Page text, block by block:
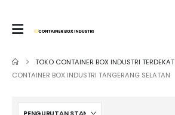
TOKO CONTAINER BOX INDUSTRI TERDEKAT
CONTAINER BOX INDUSTRI TANGERANG SELATAN